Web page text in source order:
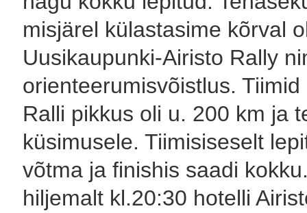
misjärel külastasime kõrval
Uusikaupunki-Airisto Rally
orienteerumisvõistlus.
Ralli pikkus oli u. 200 km ja
küsimusele. Tiimisiseselt
võtma ja finishis saadi
hiljemalt kl.20:30 hotelli